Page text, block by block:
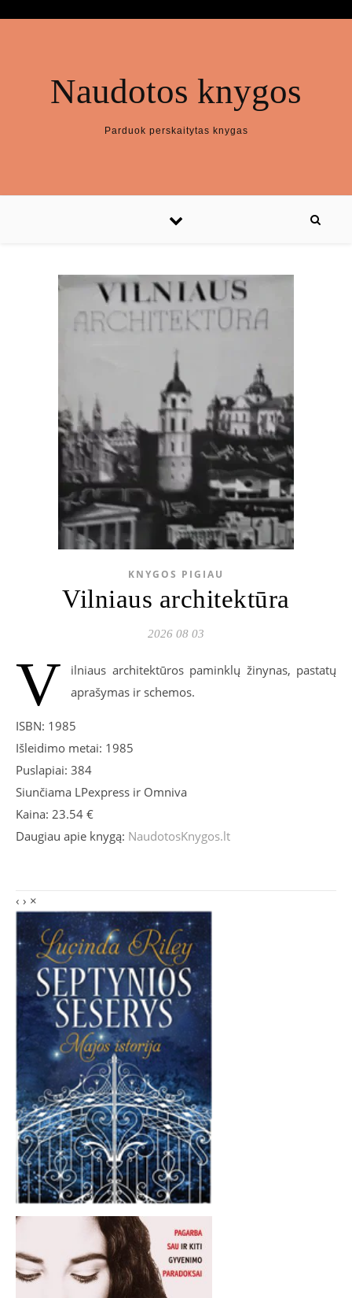
Naudotos knygos
Parduok perskaitytas knygas
KNYGOS PIGIAU
Vilniaus architektūra
2026 08 03
V
ilniaus architektūros paminklų žinynas, pastatų
aprašymas ir schemos.
ISBN: 1985
Išleidimo metai: 1985
Puslapiai: 384
Siunčiama LPexpress ir Omniva
Kaina: 23.54 €
Daugiau apie knygą: NaudotosKnygos.lt
‹ › ×